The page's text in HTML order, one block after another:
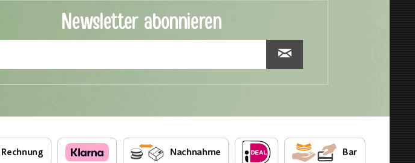
Newsletter abonnieren
Rechnung Nachnahme Bar